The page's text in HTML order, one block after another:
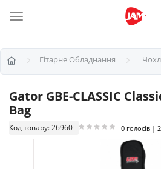
Гітарне Обладнання
Gator GBE-CLASSIC
Bag
Код товару: 26960 0 голосів |